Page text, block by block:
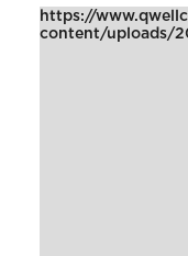
https://
content/uploads/